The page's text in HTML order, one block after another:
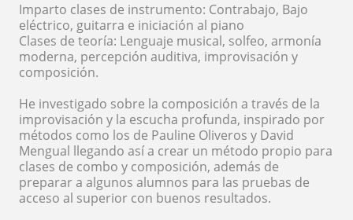
Imparto clases de instrumento: Contrabajo, Bajo
eléctrico, guitarra e iniciación al piano
Clases de teoría: Lenguaje musical, solfeo, armonía
moderna, percepción auditiva, improvisación y
composición.
He investigado sobre la composición a través de la
improvisación y la escucha profunda, inspirado por
métodos como los de Pauline Oliveros y David
Mengual llegando así a crear un método propio para
clases de combo y composición, además de
preparar a algunos alumnos para las pruebas de
acceso al superior con buenos resultados.